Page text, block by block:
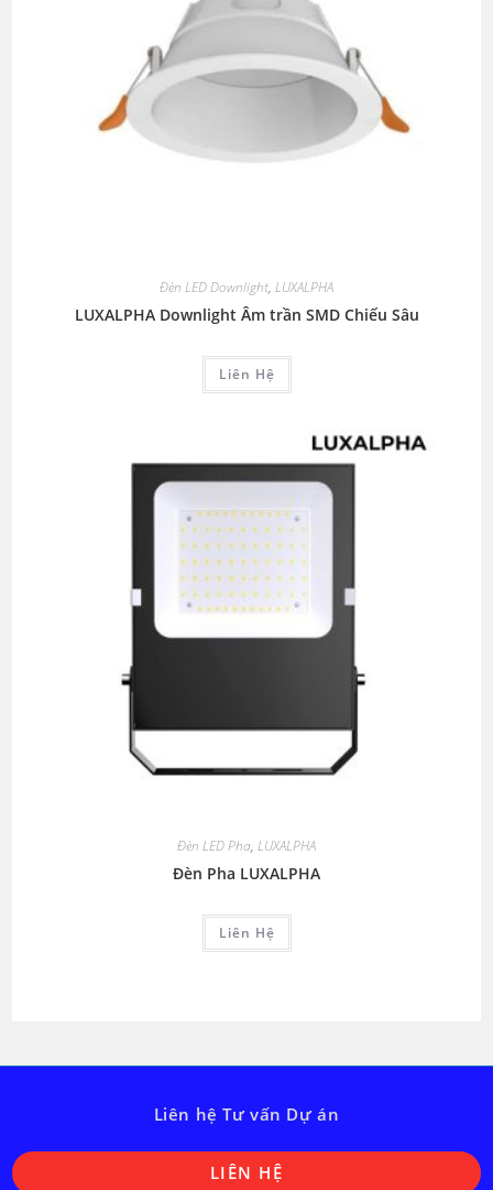
Đèn LED Downlight, LUXALPHA
LUXALPHA Downlight Âm trần SMD Chiếu Sâu
Liên Hệ
Đèn LED Pha, LUXALPHA
Đèn Pha LUXALPHA
Liên Hệ
Liên hệ Tư vấn Dự án
LIÊN HỆ